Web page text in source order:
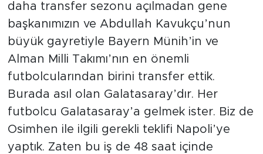
daha transfer sezonu açılmadan gene
başkanımızın ve Abdullah Kavukçu’nun
büyük gayretiyle Bayern Münih’in ve
Alman Milli Takımı’nın en önemli
futbolcularından birini transfer ettik.
Burada asıl olan Galatasaray’dır. Her
futbolcu Galatasaray’a gelmek ister. Biz de
Osimhen ile ilgili gerekli teklifi Napoli’ye
yaptık. Zaten bu iş de 48 saat içinde